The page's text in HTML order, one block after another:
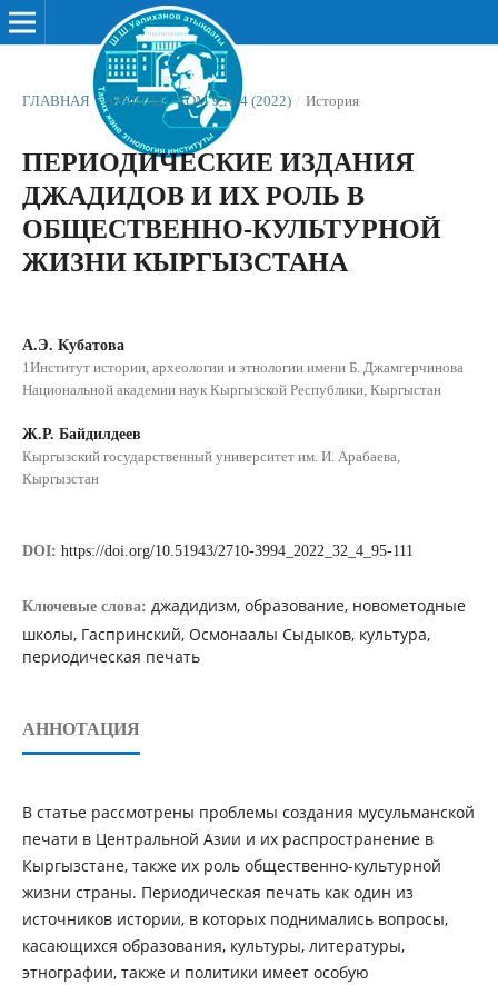
ГЛАВНАЯ / АРХИВЫ / ТОМ 9 № 4 (2022) / История
ПЕРИОДИЧЕСКИЕ ИЗДАНИЯ
ДЖАДИДОВ И ИХ РОЛЬ В
ОБЩЕСТВЕННО-КУЛЬТУРНОЙ
ЖИЗНИ КЫРГЫЗСТАНА
А.Э. Кубатова
1Институт истории, археологии и этнологии имени Б. Джамгерчинова
Национальной академии наук Кыргызской Республики, Кыргыстан
Ж.Р. Байдилдеев
Кыргызский государственный университет им. И. Арабаева,
Кыргызстан
DOI: https://doi.org/10.51943/2710-3994_2022_32_4_95-111
Ключевые слова: джадидизм, образование, новометодные
школы, Гаспринский, Осмонаалы Сыдыков, культура,
периодическая печать
АННОТАЦИЯ
В статье рассмотрены проблемы создания мусульманской
печати в Центральной Азии и их распространение в
Кыргызстане, также их роль общественно-культурной
жизни страны. Периодическая печать как один из
источников истории, в которых поднимались вопросы,
касающихся образования, культуры, литературы,
этнографии, также и политики имеет особую